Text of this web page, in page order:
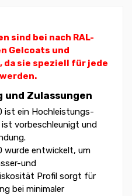
sind bei nach RAL-
Gelcoats und
da sie speziell für jede
Zulassungen
ist ein Hochleistungs-
vorbeschleunigt und
entwickelt, um
und
Profil sorgt für
bei minimaler